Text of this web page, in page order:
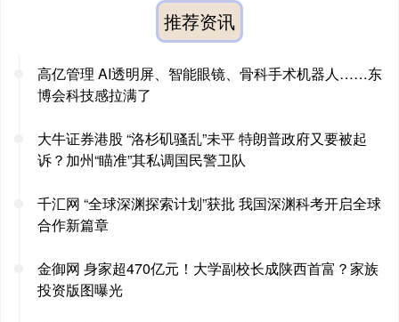
推荐资讯
高亿管理 AI透明屏、智能眼镜、骨科手术机器人……东
博会科技感拉满了
大牛证券港股 “洛杉矶骚乱”未平 特朗普政府又要被起
诉？加州“瞄准”其私调国民警卫队
千汇网 “全球深渊探索计划”获批 我国深渊科考开启全球
合作新篇章
金御网 身家超470亿元！大学副校长成陕西首富？家族
投资版图曝光